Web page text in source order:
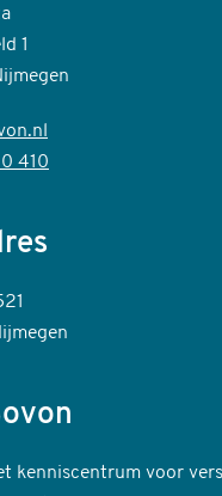
1
410
kenniscentrum voor